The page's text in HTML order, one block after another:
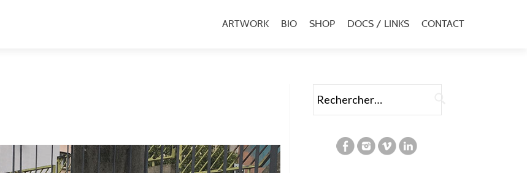
au
ARTWORK BIO SHOP DOCS / LINKS CONTACT